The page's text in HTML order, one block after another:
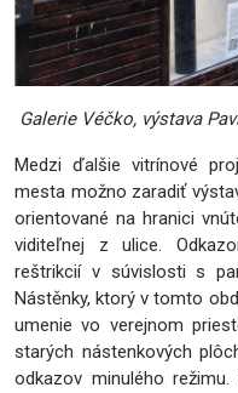
Galerie Véčko, výstava
Medzi ďalšie vitrínové
mesta možno zaradiť
orientované na hranici
viditeľnej z ulice.
reštrikcií v súvislosti s
Nástěnky, ktorý v tomto
umenie vo verejnom
starých nástenkových
odkazov minulého